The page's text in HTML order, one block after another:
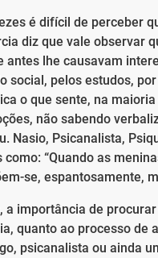
é difícil de perceber
diz que vale observar
antes lhe causavam
social, pelos estudos,
o que sente, na
não sabendo
Nasio, Psicanalista,
como: “Quando as
se, espantosamente,
a importância de
quanto ao processo de
psicanalista ou ainda